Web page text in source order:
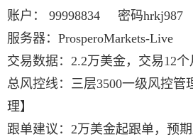
账户： 99998834 密码hrkj987
服务器：ProsperoMarkets-Live
交易数据：2.2万美金，交易12个
总风控线：三层3500一级风控管
理】
跟单建议：2万美金起跟单，预